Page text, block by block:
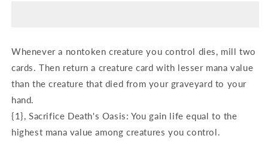
Whenever a nontoken creature you control dies, mill two
cards. Then return a creature card with lesser mana value
than the creature that died from your graveyard to your
hand.
{1}, Sacrifice Death's Oasis: You gain life equal to the
highest mana value among creatures you control.